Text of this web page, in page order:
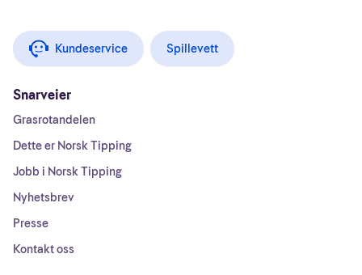
Kundeservice Spillevett
Snarveier
Grasrotandelen
Dette er Norsk Tipping
Jobb i Norsk Tipping
Nyhetsbrev
Presse
Kontakt oss